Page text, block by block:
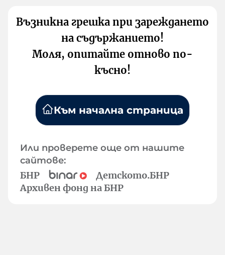
Възникна грешка при зареждането
на съдържанието!
Моля, опитайте отново по-
късно!
Към начална страница
Или проверете още от нашите
сайтове:
БНР
Детското.БНР
Архивен фонд на БНР